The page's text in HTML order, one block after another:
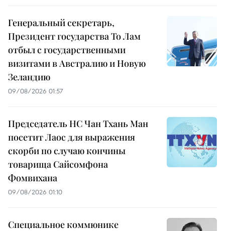
Генеральный секретарь,
Президент государства То Лам
отбыл с государственными
визитами в Австралию и Новую
Зеландию
09/08/2026 01:57
Председатель НС Чан Тхань Ман
посетит Лаос для выражения
скорби по случаю кончины
товарища Сайсомфона
Фомвихана
09/08/2026 01:10
Специальное коммюнике